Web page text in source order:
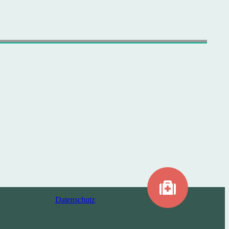
Datenschutz